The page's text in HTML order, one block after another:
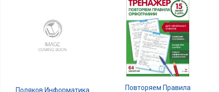
Поляков Информатика Повторяем Правила